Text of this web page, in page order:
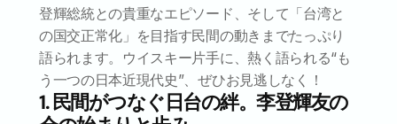
登輝総統との貴重なエピソード、そして「台湾と
の国交正常化」を目指す民間の動きまでたっぷり
語られます。ウイスキー片手に、熱く語られる“も
う一つの日本近現代史”、ぜひお見逃しなく！
1. 民間がつなぐ日台の絆。李登輝友の